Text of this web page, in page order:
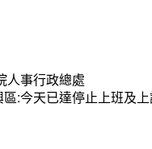
人事行政總處
:今天已達停止上班及